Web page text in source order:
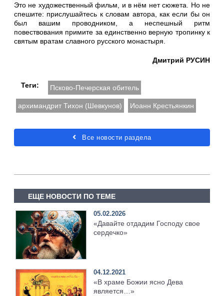
Это не художественный фильм, и в нём нет сюжета. Но не
спешите: прислушайтесь к словам автора, как если бы он
был вашим проводником, а неспешный ритм
повествования примите за единственно верную тропинку к
святым вратам славного русского монастыря.
Дмитрий РУСИН
Теги: Псково-Печерская обитель
архимандрит Тихон (Шевкунов) Иоанн Крестьянкин
Все новости раздела
ЕЩЕ НОВОСТИ ПО ТЕМЕ
05.02.2026
«Давайте отдадим Господу свое
сердечко»
04.12.2021
«В храме Божии ясно Дева
является…»